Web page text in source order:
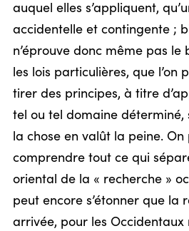
auquel elles s’appliquent,
accidentelle et contingente ;
n’éprouve donc même pas
les lois particulières, que
tirer des principes, à titre
tel ou tel domaine déterminé,
la chose en valût la peine. On
comprendre tout ce qui
oriental de la « recherche »
peut encore s’étonner que la
arrivée, pour les Occidentaux